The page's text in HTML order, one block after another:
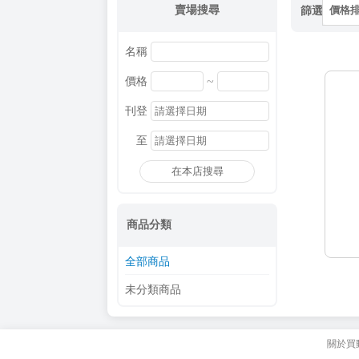
賣場搜尋
名稱
價格 ~
刊登
至
在本店搜尋
商品分類
全部商品
未分類商品
篩選 價格
關於買